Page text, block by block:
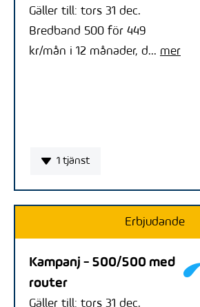
Gäller till: tors 31 dec.
Bredband 500 för 449
kr/mån i 12 månader, d... mer
1 tjänst
Erbjudande
Kampanj - 500/500 med
router
Gäller till: tors 31 dec.